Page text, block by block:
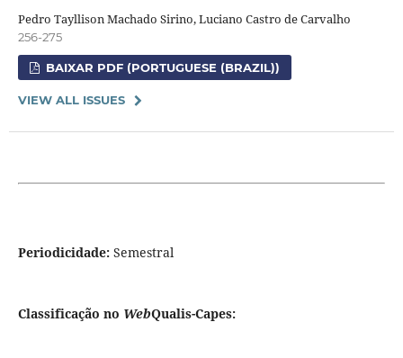
Pedro Tayllison Machado Sirino, Luciano Castro de Carvalho
256-275
BAIXAR PDF (PORTUGUESE (BRAZIL))
VIEW ALL ISSUES
Periodicidade: Semestral
Classificação no WebQualis-Capes: